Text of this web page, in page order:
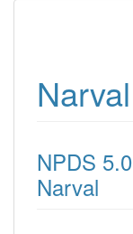
Narval
NPDS 5.0
Narval